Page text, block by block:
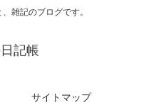
雑記のブログです。
記帳
サイトマップ